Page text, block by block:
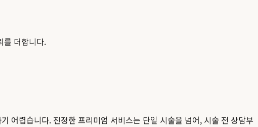
를 더합니다.
어렵습니다. 진정한 프리미엄 서비스는 단일 시술을 넘어, 시술 전 상담부